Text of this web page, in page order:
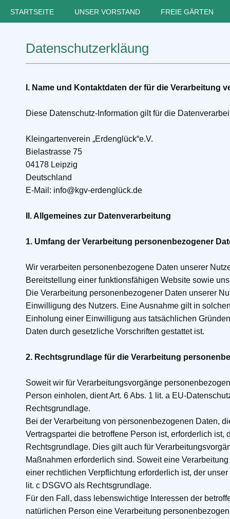
STARTSEITE UNSER VORSTAND FREIE GÄRTEN
Datenschutzerkläung
I. Name und Kontaktdaten der für die Verarbeitung
Diese Datenschutz-Information gilt für die
Kleingartenverein „Erdenglück“e.V.
Bielastrasse 75
04178 Leipzig
Deutschland
E-Mail: info@kgv-erdenglück.de
II. Allgemeines zur Datenverarbeitung
1. Umfang der Verarbeitung personenbezogener
Wir verarbeiten personenbezogene Daten unserer
Bereitstellung einer funktionsfähigen Website sowie
Die Verarbeitung personenbezogener Daten unserer
Einwilligung des Nutzers. Eine Ausnahme gilt in
Einholung einer Einwilligung aus tatsächlichen
Daten durch gesetzliche Vorschriften gestattet ist.
2. Rechtsgrundlage für die Verarbeitung
Soweit wir für Verarbeitungsvorgänge
Person einholen, dient Art. 6 Abs. 1 lit. a EU-
Rechtsgrundlage.
Bei der Verarbeitung von personenbezogenen Daten,
Vertragspartei die betroffene Person ist, erforderlich ist,
Rechtsgrundlage. Dies gilt auch für
Maßnahmen erforderlich sind. Soweit eine
einer rechtlichen Verpflichtung erforderlich ist, der
lit. c DSGVO als Rechtsgrundlage.
Für den Fall, dass lebenswichtige Interessen der
natürlichen Person eine Verarbeitung